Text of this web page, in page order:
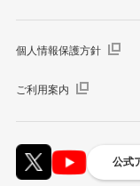
個人情報保護方針
ご利用案内
公式